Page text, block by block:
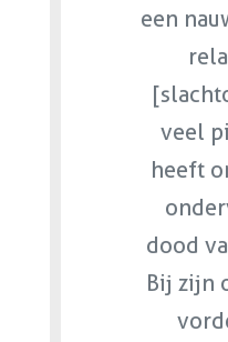
een
veel
heeft
dood
Bij zijn